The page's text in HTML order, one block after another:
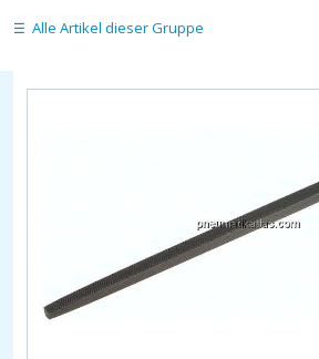
Alle Artikel dieser Gruppe